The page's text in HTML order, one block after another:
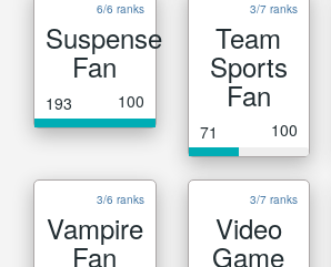
6/6 ranks
Suspense
Fan
193 100
3/7 ranks
Team
Sports
Fan
71 100
3/6 ranks
Vampire
Fan
3/7 ranks
Video
Game